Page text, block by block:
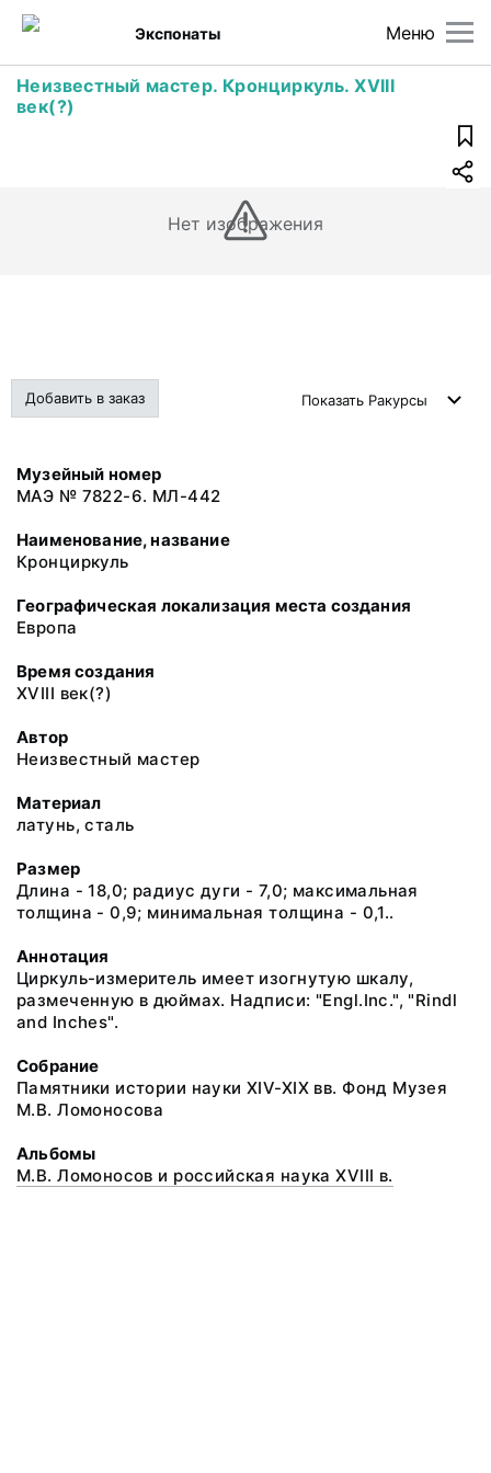
Меню
Экспонаты
Неизвестный мастер. Кронциркуль. XVIII
век(?)
Нет изображения
Добавить в заказ Показать Ракурсы
Музейный номер
МАЭ № 7822-6. МЛ-442
Наименование, название
Кронциркуль
Географическая локализация места создания
Европа
Время создания
XVIII век(?)
Автор
Неизвестный мастер
Материал
латунь, сталь
Размер
Длина - 18,0; радиус дуги - 7,0; максимальная
толщина - 0,9; минимальная толщина - 0,1..
Аннотация
Циркуль-измеритель имеет изогнутую шкалу,
размеченную в дюймах. Надписи: "Engl.Inc.", "Rindl
and Inches".
Собрание
Памятники истории науки XIV-XIX вв. Фонд Музея
М.В. Ломоносова
Альбомы
М.В. Ломоносов и российская наука XVIII в.